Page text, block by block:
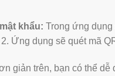
khẩu: Trong ứng
Ứng dụng sẽ quét mã
giản trên, bạn có thể dễ